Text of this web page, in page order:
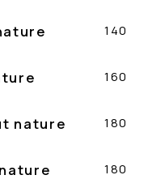
140
160
nature 180
180